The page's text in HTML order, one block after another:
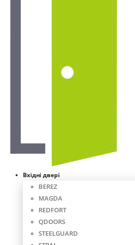
Вхідні двері
BEREZ
MAGDA
REDFORT
QDOORS
STEELGUARD